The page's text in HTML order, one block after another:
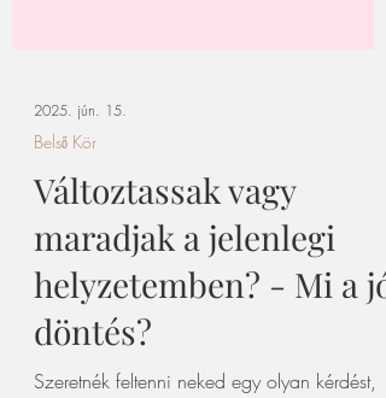
2025. jún. 15.
Belső Kör
Változtassak vagy
maradjak a jelenlegi
helyzetemben? - Mi a jó
döntés?